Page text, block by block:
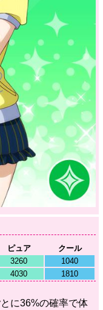
ピュア
クール
3260
1040
4030 1810
に36%の確率で体